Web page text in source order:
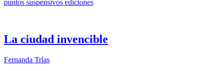
puntos suspensivos ediciones
La ciudad invencible
Fernanda Trías